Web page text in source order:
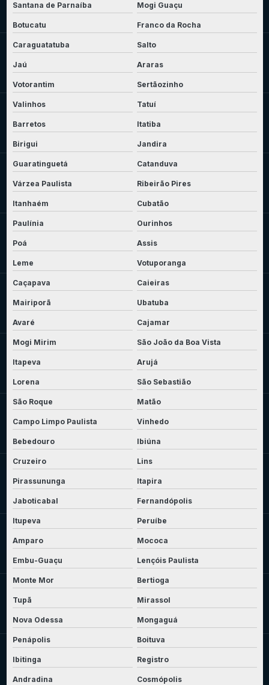
Santana de Parnaíba Mogi Guaçu
Botucatu Franco da Rocha
Caraguatatuba Salto
Jaú Araras
Votorantim Sertãozinho
Valinhos Tatuí
Barretos Itatiba
Birigui Jandira
Guaratinguetá Catanduva
Várzea Paulista Ribeirão Pires
Itanhaém Cubatão
Paulínia Ourinhos
Poá Assis
Leme Votuporanga
Caçapava Caieiras
Mairiporã Ubatuba
Avaré Cajamar
Mogi Mirim São João da Boa Vista
Itapeva Arujá
Lorena São Sebastião
São Roque Matão
Campo Limpo Paulista Vinhedo
Bebedouro Ibiúna
Cruzeiro Lins
Pirassununga Itapira
Jaboticabal Fernandópolis
Itupeva Peruíbe
Amparo Mococa
Embu-Guaçu Lençóis Paulista
Monte Mor Bertioga
Tupã Mirassol
Nova Odessa Mongaguá
Penápolis Boituva
Ibitinga Registro
Andradina Cosmópolis